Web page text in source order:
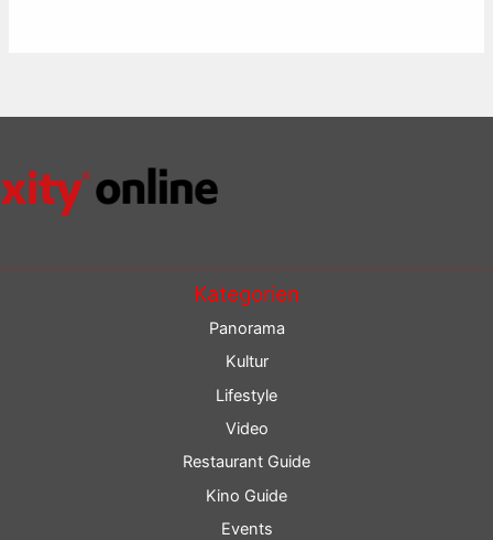
Kategorien
Panorama
Kultur
Lifestyle
Video
Restaurant Guide
Kino Guide
Events